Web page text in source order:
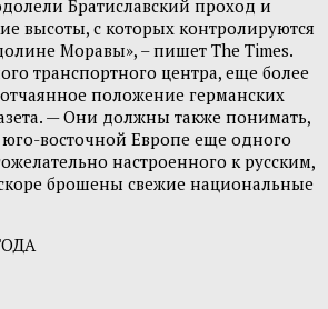
Братиславский проход и
высоты, с которых контролируются
Моравы», – пишет The Times.
транспортного центра, еще более
положение германских
— Они должны также понимать,
восточной Европе еще одного
настроенного к русским,
брошены свежие национальные